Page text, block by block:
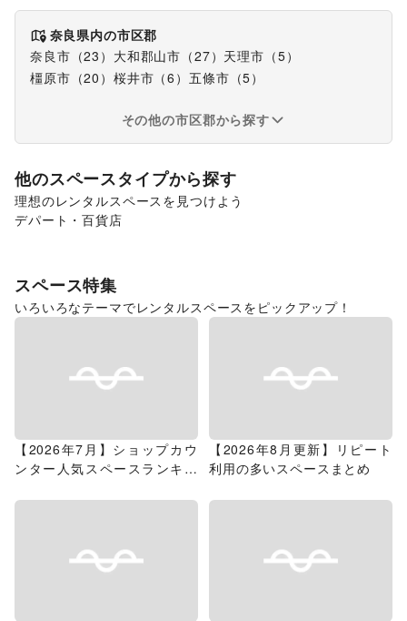
奈良県内の市区郡
奈良市 （23 ） 大和郡山市 （27） 天理市 （5）
橿原市 （20 ） 桜井市 （6 ） 五條市 （5）
その他の市区郡から探す
他のスペースタイプから探す
理想のレンタルスペースを見つけよう
ショッピングモール
デパート・百貨店
スペース特集
いろいろなテーマでレンタルスペースをピックアップ！
【2026年7月】ショップカウ
ンター人気スペースランキン
【2026年8月更新】リピート
利用の多いスペースまとめ